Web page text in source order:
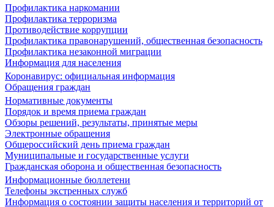
Профилактика наркомании
Профилактика терроризма
Противодействие коррупции
Профилактика правонарушений, общественная безопасность
Профилактика незаконной миграции
Информация для населения
Коронавирус: официальная информация
Обращения граждан
Нормативные документы
Порядок и время приема граждан
Обзоры решений, результаты, принятые меры
Электронные обращения
Общероссийский день приема граждан
Муниципальные и государственные услуги
Гражданская оборона и общественная безопасность
Информационные бюллетени
Телефоны экстренных служб
Информация о состоянии защиты населения и территорий от